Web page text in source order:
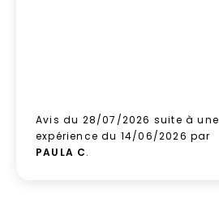
Avis du 28/07/2026 suite à une
expérience du 14/06/2026 par
PAULA C.